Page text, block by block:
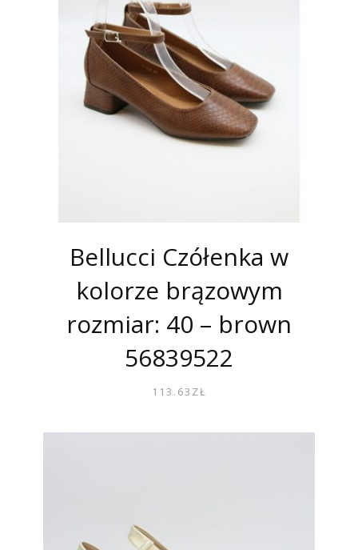
Bellucci Czółenka w
kolorze brązowym
rozmiar: 40 – brown
56839522
113.63 ZŁ